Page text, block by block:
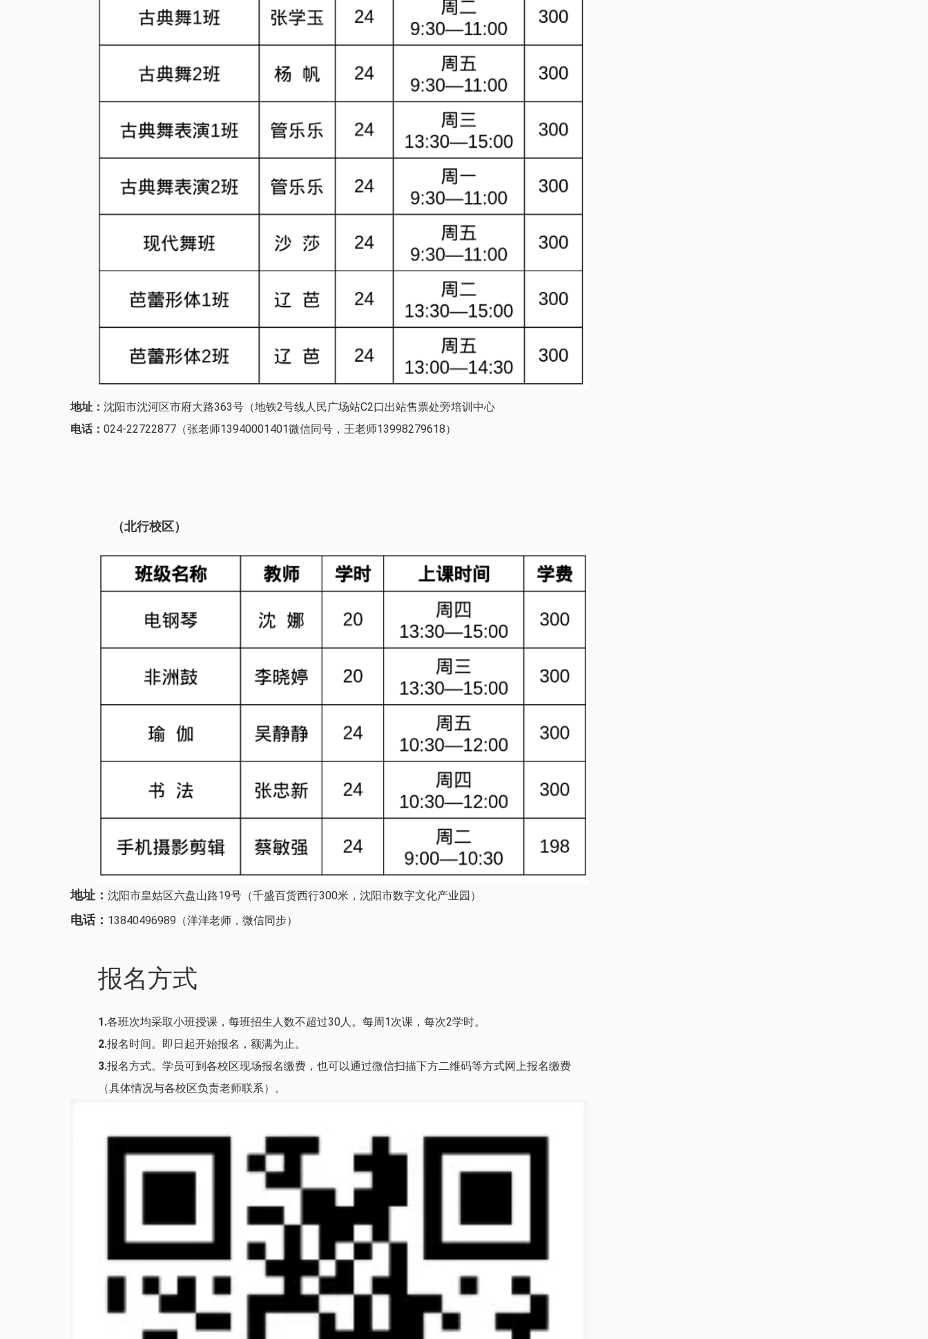
地址： 沈阳市沈河区市府大路363号（地铁2号线人民广场站C2口出站售票处旁培训中心
电话： 024-22722877（张老师13940001401微信同号，王老师13998279618）
（北行校区）
地址： 沈阳市皇姑区六盘山路19号（千盛百货西行300米，沈阳市数字文化产业园）
电话： 13840496989（洋洋老师，微信同步）
报名方式
1.各班次均采取小班授课，每班招生人数不超过30人。每周1次课，每次2学时。
2.报名时间。即日起开始报名，额满为止。
3.报名方式。学员可到各校区现场报名缴费，也可以通过微信扫描下方二维码等方式网上报名缴费
（具体情况与各校区负责老师联系）。